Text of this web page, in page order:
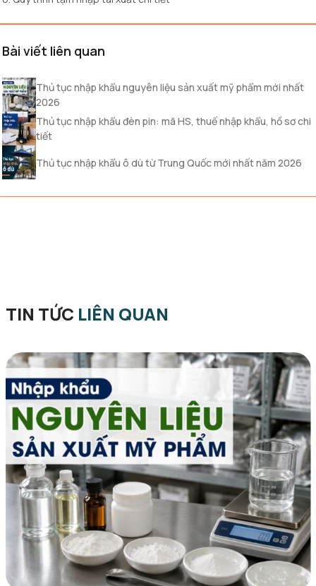
Bài viết liên quan
Thủ tục nhập khẩu nguyên liệu sản xuất mỹ phẩm mới nhất
2026
Thủ tục nhập khẩu đèn pin: mã HS, thuế nhập khẩu, hồ sơ chi
tiết
Thủ tục nhập khẩu ô dù từ Trung Quốc mới nhất năm 2026
TIN TỨC LIÊN QUAN